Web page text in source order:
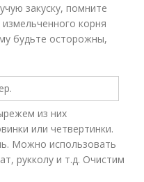
закуску, помните
корня
будьте осторожны,
из них
или четвертинки.
Можно использовать
рукколу и т.д. Очистим